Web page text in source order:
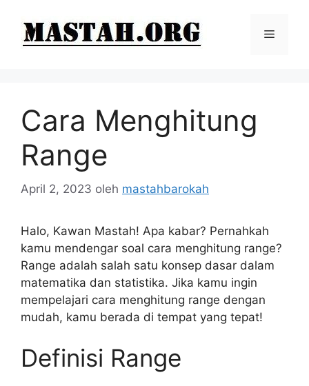
Menu
Cara Menghitung
Range
April 2, 2023 oleh mastahbarokah
Halo, Kawan Mastah! Apa kabar? Pernahkah
kamu mendengar soal cara menghitung range?
Range adalah salah satu konsep dasar dalam
matematika dan statistika. Jika kamu ingin
mempelajari cara menghitung range dengan
mudah, kamu berada di tempat yang tepat!
Definisi Range